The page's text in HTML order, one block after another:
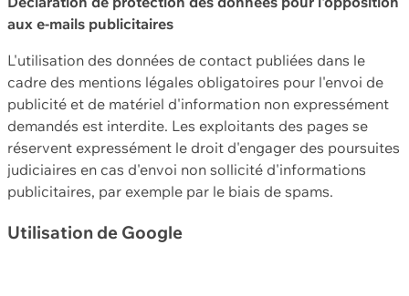
aux e-mails publicitaires
L'utilisation des données de contact publiées dans le
cadre des mentions légales obligatoires pour l'envoi de
publicité et de matériel d'information non expressément
demandés est interdite. Les exploitants des pages se
réservent expressément le droit d'engager des poursuites
judiciaires en cas d'envoi non sollicité d'informations
publicitaires, par exemple par le biais de spams.
Utilisation de Google